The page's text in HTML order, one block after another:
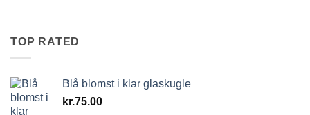
TOP RATED
Blå blomst i klar glaskugle
kr.75.00